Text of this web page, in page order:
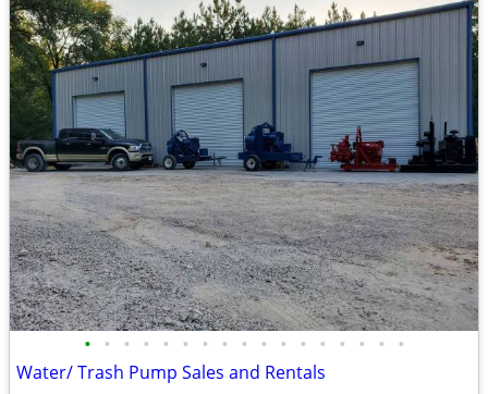
• • • • • • • • • • • • • • • • •
Water/ Trash Pump Sales and Rentals